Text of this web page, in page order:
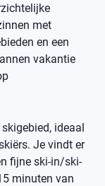
met
en een
vakantie
ideaal
Je vindt er
fijne ski-in/ski-
minuten van